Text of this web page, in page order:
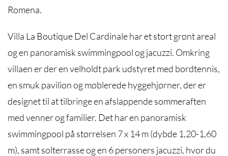
Romena.
Villa La Boutique Del Cardinale har et stort grønt areal
og en panoramisk swimmingpool og jacuzzi. Omkring
villaen er der en velholdt park udstyret med bordtennis,
en smuk pavilion og møblerede hyggehjørner, der er
designet til at tilbringe en afslappende sommeraften
med venner og familier. Det har en panoramisk
swimmingpool på størrelsen 7 x 14 m (dybde 1,20-1,60
m), samt solterrasse og en 6 personers jacuzzi, hvor du